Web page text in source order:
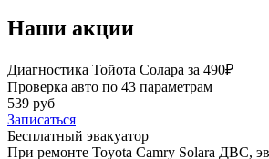
Наши акции
Диагностика Тойота Солара за 490₽
Проверка авто по 43 параметрам
539 руб
Записаться
Бесплатный эвакуатор
При ремонте Toyota Camry Solara ДВС,